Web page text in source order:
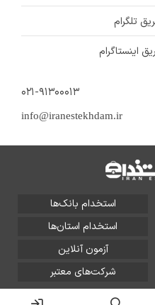
تلگرام
اینستاگرام
۰۲۱-۹۱۳۰۰۰۱۳
info@iranestekhdam.ir
استخدام بانک‌ها
استخدام استان‌ها
آزمون آنلاین
شرکت‌های معتبر
آلتین سیستم محفوظ است و هر